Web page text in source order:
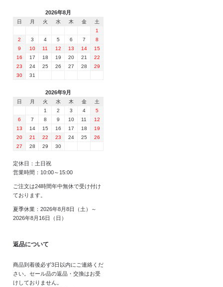
2026年8月
日 月 火 水 木 金
土
1
2
3 4 5 6 7
8
9
10 11 12 13 14
15
16
17 18 19 20 21
22
23
24 25 26 27 28
29
30
31
2026年9月
日 月 火 水 木 金
土
1
2 3 4
5
6
7 8 9 10 11
12
13
14 15 16 17 18
19
20
21 22 23 24 25
26
27
28 29 30
定休日：土日祝
営業時間：10:00～15:00
ご注文は24時間年中無休で受け付け
ております。
夏季休業：2026年8月8日（土）～
2026年8月16日（日）
返品について
商品到着後必ず3日以内にご連絡くだ
さい。セール品の返品・交換はお受
けしておりません。